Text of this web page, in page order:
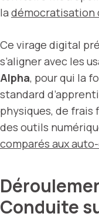
la démocratisation
Ce virage digital
s’aligner avec les
Alpha, pour qui la
standard
physiques, de frais
des outils
comparés aux
Conduite